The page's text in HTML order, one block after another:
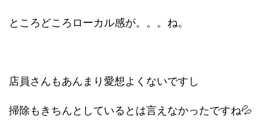
ところどころローカル感が。。。ね。
店員さんもあんまり愛想よくないですし
掃除もきちんとしているとは言えなかったですね💦